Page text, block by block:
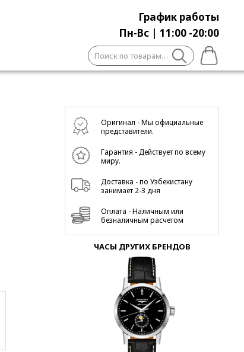
График работы
Пн-Вс | 11:00 -20:00
Искать:
Оригинал - Мы официальные
представители.
Гарантия - Действует по всему
миру.
Доставка - по Узбекистану
занимает 2-3 дня
Оплата - Наличным или
безналичным расчетом
ЧАСЫ ДРУГИХ БРЕНДОВ